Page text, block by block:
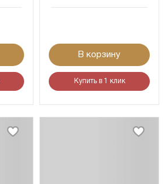
В корзину
Купить в 1 клик